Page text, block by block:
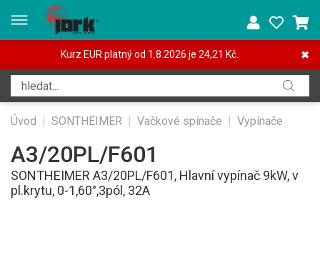
✖
Kurz EUR platný od 1.8.2026 je 24,21 Kč.
Úvod | SONTHEIMER | Vačkové spínače | Vypínače
A3/20PL/F601
SONTHEIMER A3/20PL/F601, Hlavní vypínač 9kW, v
pl.krytu, 0-1,60°,3pól, 32A